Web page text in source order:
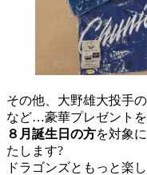
その他、大野雄大投手
など…豪華プレゼントを
８月誕生日の方を対象
たします?
ドラゴンズともっと楽